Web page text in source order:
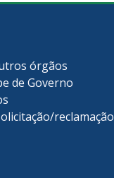
órgãos
de Governo
reclamação